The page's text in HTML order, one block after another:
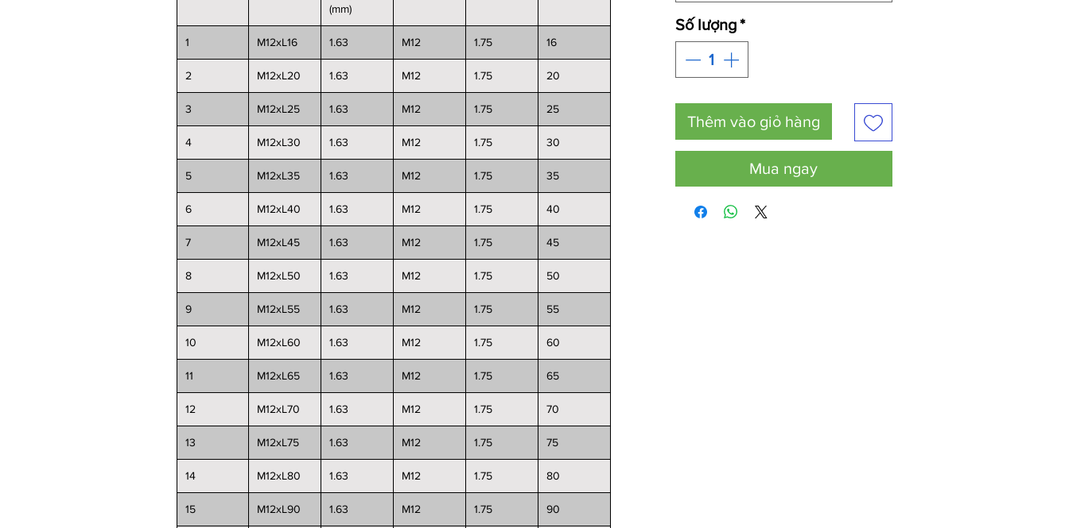
(mm)
1 M12xL16 1.63 M12 1.75 16
2 M12xL20 1.63 M12 1.75 20
3 M12xL25 1.63 M12 1.75 25
4 M12xL30 1.63 M12 1.75 30
5 M12xL35 1.63 M12 1.75 35
6 M12xL40 1.63 M12 1.75 40
7 M12xL45 1.63 M12 1.75 45
8 M12xL50 1.63 M12 1.75 50
9 M12xL55 1.63 M12 1.75 55
10 M12xL60 1.63 M12 1.75 60
11 M12xL65 1.63 M12 1.75 65
12 M12xL70 1.63 M12 1.75 70
13 M12xL75 1.63 M12 1.75 75
14 M12xL80 1.63 M12 1.75 80
15 M12xL90 1.63 M12 1.75 90
Số lượng*
Thêm vào giỏ hàng
Mua ngay